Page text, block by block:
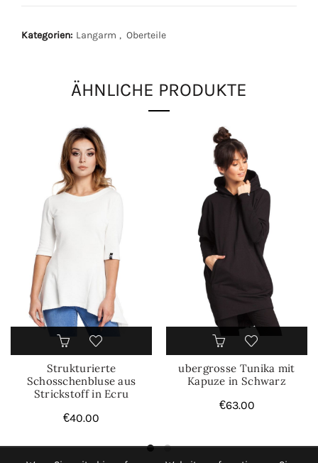
Kategorien: Langarm , Oberteile
ÄHNLICHE PRODUKTE
Strukturierte
Schosschenbluse aus
Strickstoff in Ecru
€40.00
ubergrosse Tunika mit
Kapuze in Schwarz
€63.00